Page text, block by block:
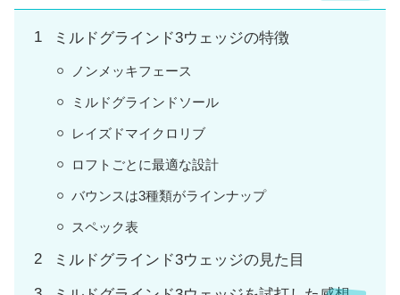
ミルドグラインド3ウェッジの特徴
ノンメッキフェース
ミルドグラインドソール
レイズドマイクロリブ
ロフトごとに最適な設計
バウンスは3種類がラインナップ
スペック表
ミルドグラインド3ウェッジの見た目